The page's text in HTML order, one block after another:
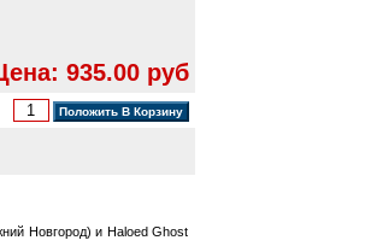
935.00 руб
Новгород) и Haloed Ghost